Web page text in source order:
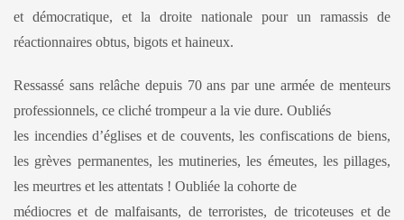
et démocratique, et la droite nationale pour un ramassis de
réactionnaires obtus, bigots et haineux.
Ressassé sans relâche depuis 70 ans par une armée de menteurs
professionnels, ce cliché trompeur a la vie dure. Oubliés
les incendies d’églises et de couvents, les confiscations de biens,
les grèves permanentes, les mutineries, les émeutes, les pillages,
les meurtres et les attentats ! Oubliée la cohorte de
médiocres et de malfaisants, de terroristes, de tricoteuses et de